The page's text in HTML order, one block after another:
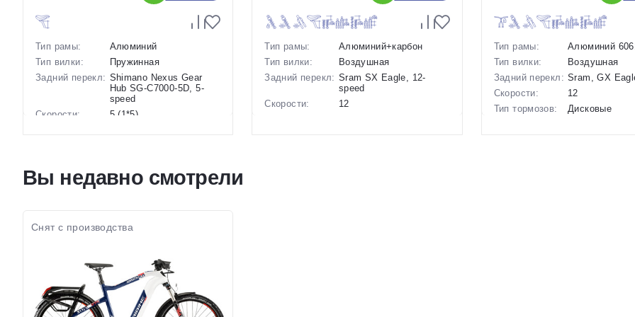
Тип рамы:
Алюминий
Тип вилки:
Пружинная
Задний перекл: Shimano Nexus Gear
Hub SG-C7000-5D, 5-
speed
Скорости:
5 (1*5)
Диаметр
колес:
27.5 дюймов
Артикул: 1130027
Тип рамы:
Алюминий+карбон
Тип вилки:
Воздушная
Задний перекл: Sram SX Eagle, 12-
speed
Скорости:
12
Тип рамы:
Алюминий
Тип вилки:
Воздушная
Задний перекл: Sram, GX
Скорости:
12
Тип тормозов:
Дисковые
Вы недавно смотрели
Снят с производства